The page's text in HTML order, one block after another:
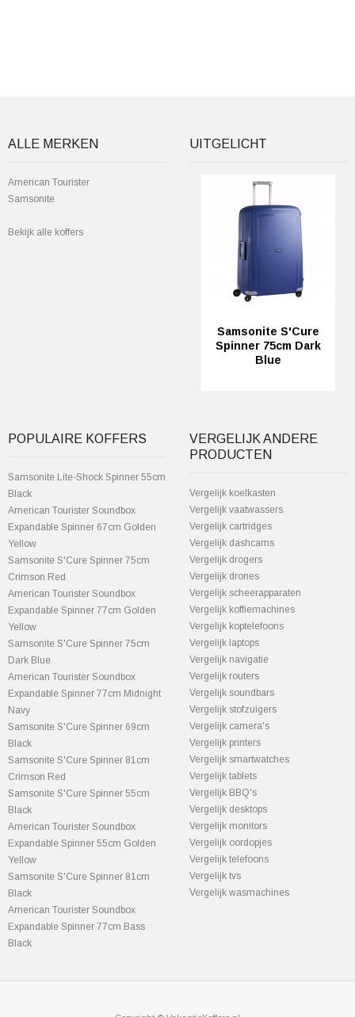
ALLE MERKEN
American Tourister
Samsonite
Bekijk alle koffers
UITGELICHT
Samsonite S'Cure
Spinner 75cm Dark
Blue
POPULAIRE KOFFERS
Samsonite Lite-Shock Spinner 55cm
Black
American Tourister Soundbox
Expandable Spinner 67cm Golden
Yellow
Samsonite S'Cure Spinner 75cm
Crimson Red
American Tourister Soundbox
Expandable Spinner 77cm Golden
Yellow
Samsonite S'Cure Spinner 75cm
Dark Blue
American Tourister Soundbox
Expandable Spinner 77cm Midnight
Navy
Samsonite S'Cure Spinner 69cm
Black
Samsonite S'Cure Spinner 81cm
Crimson Red
Samsonite S'Cure Spinner 55cm
Black
American Tourister Soundbox
Expandable Spinner 55cm Golden
Yellow
Samsonite S'Cure Spinner 81cm
Black
American Tourister Soundbox
Expandable Spinner 77cm Bass
Black
VERGELIJK ANDERE
PRODUCTEN
Vergelijk koelkasten
Vergelijk vaatwassers
Vergelijk cartridges
Vergelijk dashcams
Vergelijk drogers
Vergelijk drones
Vergelijk scheerapparaten
Vergelijk koffiemachines
Vergelijk koptelefoons
Vergelijk laptops
Vergelijk navigatie
Vergelijk routers
Vergelijk soundbars
Vergelijk stofzuigers
Vergelijk camera's
Vergelijk printers
Vergelijk smartwatches
Vergelijk tablets
Vergelijk BBQ's
Vergelijk desktops
Vergelijk monitors
Vergelijk oordopjes
Vergelijk telefoons
Vergelijk tvs
Vergelijk wasmachines